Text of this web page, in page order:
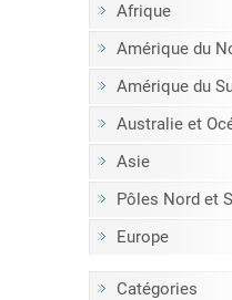
Afrique
Amérique du
Amérique du
Australie et
Asie
Pôles Nord et
Europe
Catégories